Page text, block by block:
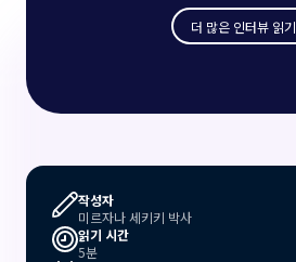
더 많은 인터뷰 읽기
작성자
미르자나 세키키 박사
읽기 시간
5분